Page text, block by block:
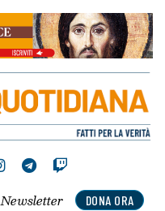
DONA ORA
Newsletter